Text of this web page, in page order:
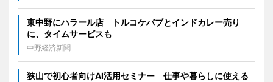
東中野にハラール店 トルコケバブとインドカレー売り
に、タイムサービスも
中野経済新聞
狭山で初心者向けAI活用セミナー 仕事や暮らしに使える